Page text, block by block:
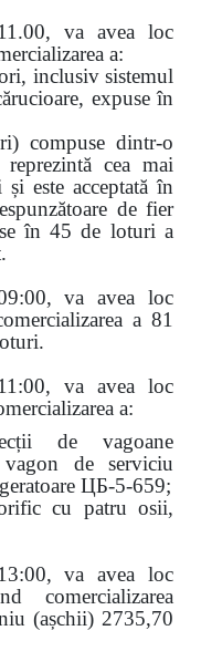
va avea loc
a:
inclusiv sistemul
expuse în
compuse dintr-o
cea mai
este acceptată în
de fier
în 45 de loturi a
va avea loc
a 81
va avea loc
a:
de vagoane
de serviciu
ЦБ-5-659;
cu patru osii,
va avea loc
comercializarea
(așchii) 2735,70